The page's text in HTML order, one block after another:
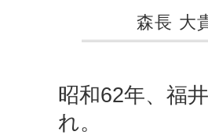
森長 大
昭和62年、福
れ。